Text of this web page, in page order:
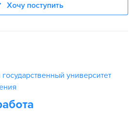
Хочу поступить
университет